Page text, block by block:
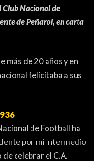
Club Nacional de
de Peñarol, en carta
más de 20 años y en
felicitaba a sus
de Football ha
por mi intermedio
celebrar el C.A.